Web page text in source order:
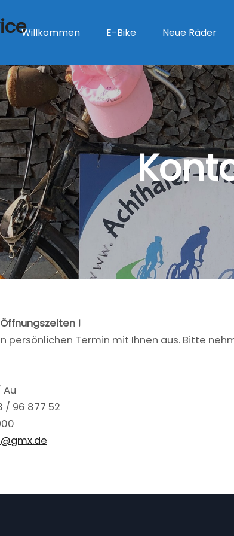
Willkommen E-Bike Neue Räder
!
persönlichen Termin mit Ihnen aus. Bitte
/ 96 877 52